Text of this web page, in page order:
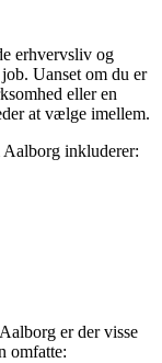
erhvervsliv og
Uanset om du er
eller en
at vælge imellem.
inkluderer:
er der visse
omfatte: